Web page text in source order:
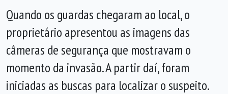
Quando os guardas chegaram ao local, o
proprietário apresentou as imagens das
câmeras de segurança que mostravam o
momento da invasão. A partir daí, foram
iniciadas as buscas para localizar o suspeito.